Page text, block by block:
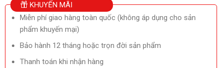
KHUYẾN MÃI
Miễn phí giao hàng toàn quốc (không áp dụng cho sản
phẩm khuyến mại)
Bảo hành 12 tháng hoặc trọn đời sản phẩm
Thanh toán khi nhận hàng